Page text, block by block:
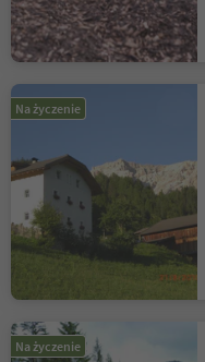
Na życzenie
Na życzenie